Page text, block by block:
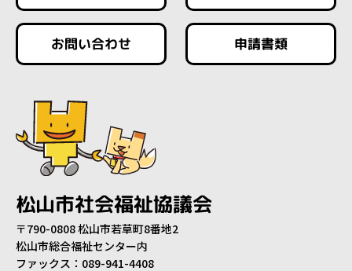
お問い合わせ 申請書類
松山市社会福祉協議会
〒790-0808 松山市若草町8番地2
松山市総合福祉センター内
ファックス：089-941-4408